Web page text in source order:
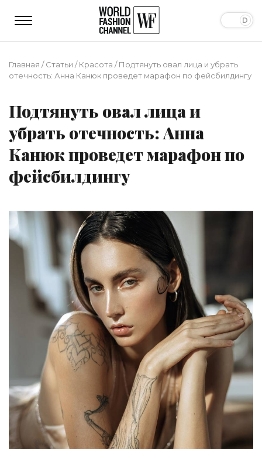
Главная /Статьи /Красота /Подтянуть овал лица и убрать
отечность: Анна Канюк проведет марафон по фейсбилдингу
Подтянуть овал лица и
убрать отечность: Анна
Канюк проведет марафон по
фейсбилдингу